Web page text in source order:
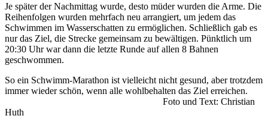
Je später der Nachmittag wurde, desto müder wurden die Arme. Die
Reihenfolgen wurden mehrfach neu arrangiert, um jedem das
Schwimmen im Wasserschatten zu ermöglichen. Schließlich gab es
nur das Ziel, die Strecke gemeinsam zu bewältigen. Pünktlich um
20:30 Uhr war dann die letzte Runde auf allen 8 Bahnen
geschwommen.
So ein Schwimm-Marathon ist vielleicht nicht gesund, aber trotzdem
immer wieder schön, wenn alle wohlbehalten das Ziel erreichen.
Foto und Text: Christian
Huth